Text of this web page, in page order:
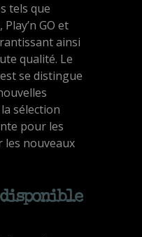
tels que
GO et
ainsi
qualité. Le
se distingue
sélection
pour les
les nouveaux